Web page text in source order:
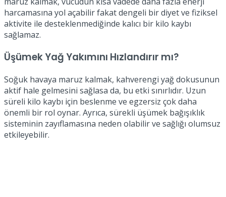
harcamasına yol açabilir fakat dengeli bir diyet ve fiziksel
aktivite ile desteklenmediğinde kalıcı bir kilo kaybı
sağlamaz.
Üşümek Yağ Yakımını Hızlandırır mı?
Soğuk havaya maruz kalmak, kahverengi yağ dokusunun
aktif hale gelmesini sağlasa da, bu etki sınırlıdır. Uzun
süreli kilo kaybı için beslenme ve egzersiz çok daha
önemli bir rol oynar. Ayrıca, sürekli üşümek bağışıklık
sisteminin zayıflamasına neden olabilir ve sağlığı olumsuz
etkileyebilir.